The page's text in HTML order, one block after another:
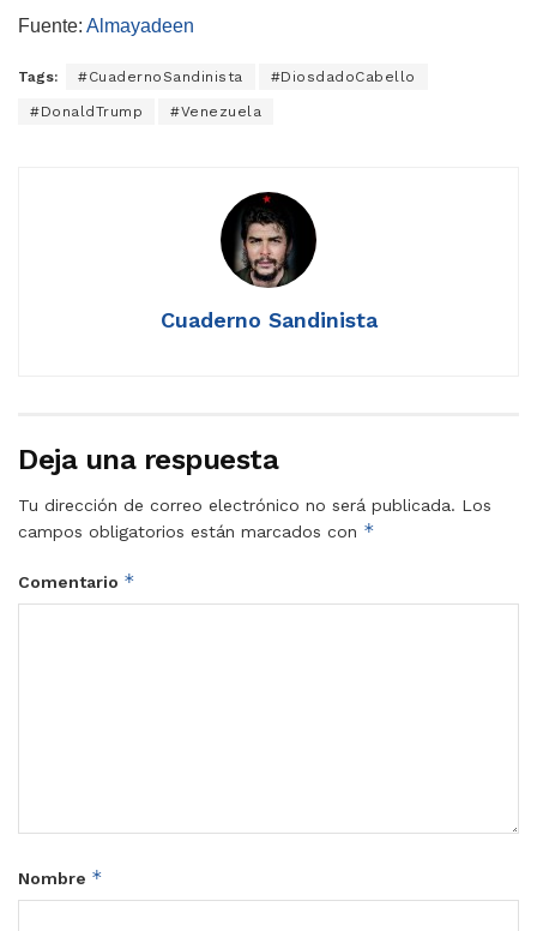
Fuente: Almayadeen
Tags: #CuadernoSandinista #DiosdadoCabello
#DonaldTrump #Venezuela
Cuaderno Sandinista
Deja una respuesta
Tu dirección de correo electrónico no será publicada. Los
campos obligatorios están marcados con *
Comentario *
Nombre *